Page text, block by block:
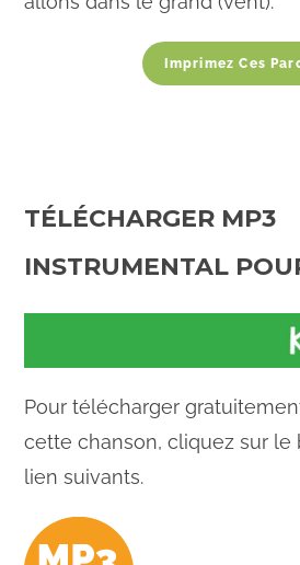
Imprimez Ces
TÉLÉCHARGER MP3
INSTRUMENTAL
Pour télécharger
cette chanson, cliquez sur le
lien suivants.